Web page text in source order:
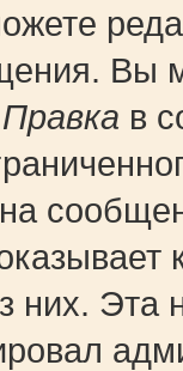
Вы
Правка в
на
них. Эта